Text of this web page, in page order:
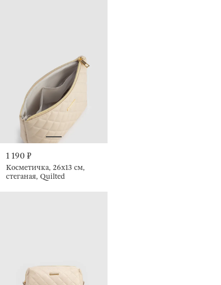
1 190 ₽
Косметичка, 26х13 см,
стеганая, Quilted